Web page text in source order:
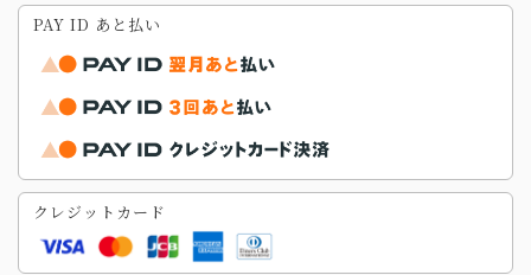
PAY ID あと払い
クレジットカード